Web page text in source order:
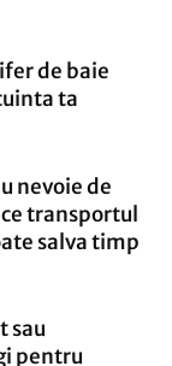
de baie
ta
nevoie de
transportul
salva timp
sau
pentru